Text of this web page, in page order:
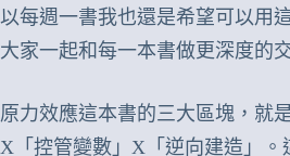
以每週一書我也還是希望可以用
大家一起和每一本書做更深度的
原力效應這本書的三大區塊，就
X「控管變數」X「逆向建造」。